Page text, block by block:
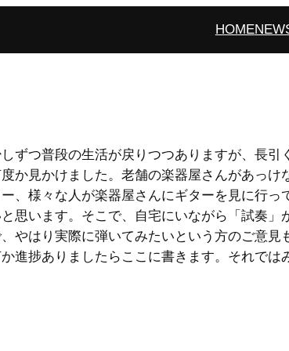
HOME
ずつ普段の生活が戻りつつありますが、長
か見かけました。老舗の楽器屋さんがあっ
、様々な人が楽器屋さんにギターを見に行
思います。そこで、自宅にいながら「試奏
やはり実際に弾いてみたいという方のご意
進捗ありましたらここに書きます。それでは